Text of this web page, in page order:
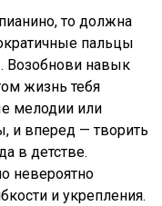
то должна
пальцы
Возобнови навык
жизнь тебя
мелодии или
и вперед — творить
в детстве.
невероятно
и укрепления.